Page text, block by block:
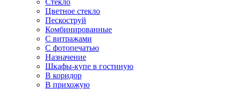
Стекло
Цветное стекло
Пескоструй
Комбинированные
С витражами
С фотопечатью
Назначение
Шкафы-купе в гостиную
В коридор
В прихожую